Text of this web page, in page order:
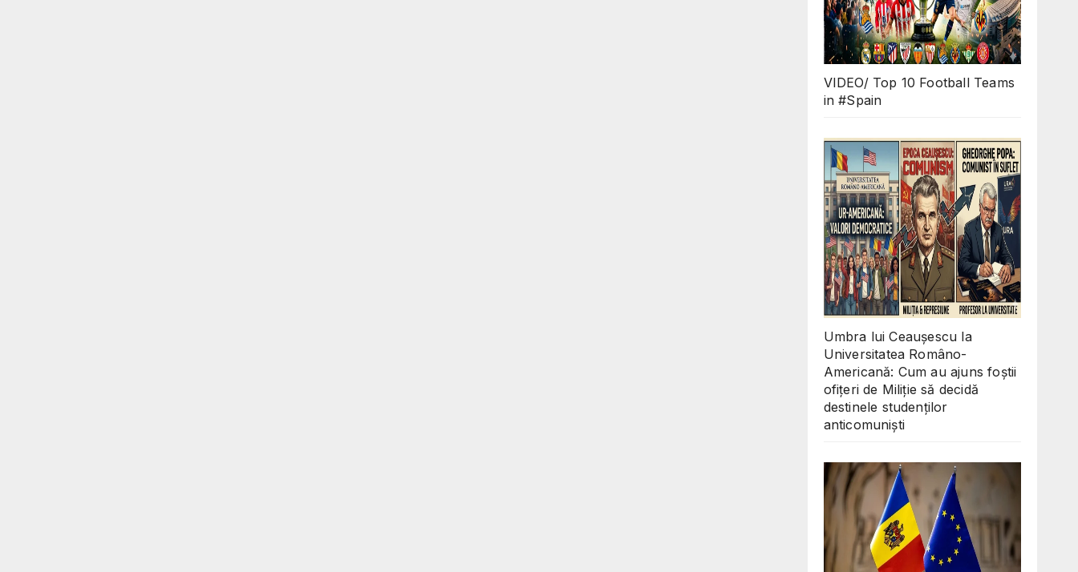
VIDEO/ Top 10 Football Teams
in #Spain
Umbra lui Ceaușescu la
Universitatea Româno-
Americană: Cum au ajuns foștii
ofițeri de Miliție să decidă
destinele studenților
anticomuniști